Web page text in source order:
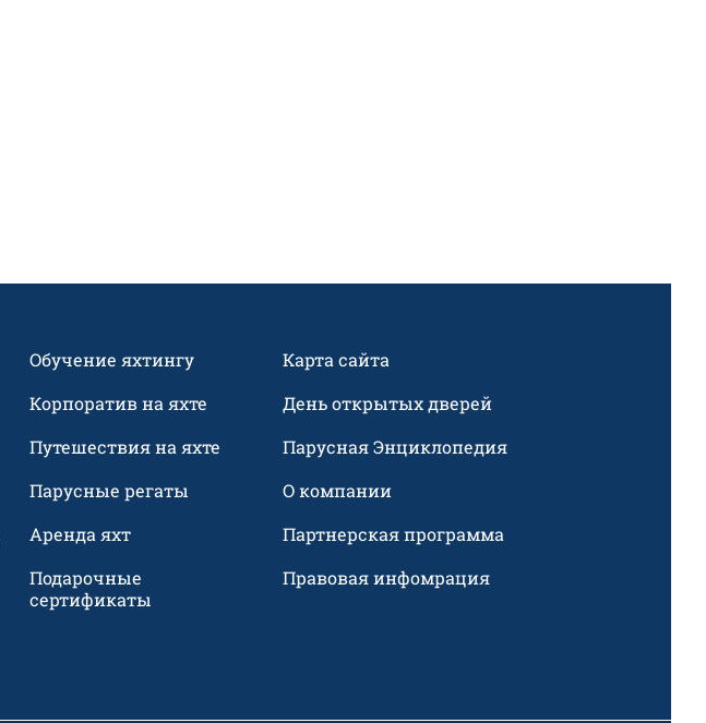
Обучение яхтингу
Корпоратив на яхте
Путешествия на яхте
Парусные регаты
Аренда яхт
Подарочные
сертификаты
Карта сайта
День открытых дверей
Парусная Энциклопедия
О компании
Партнерская программа
Правовая инфомрация